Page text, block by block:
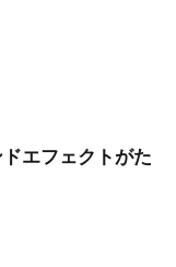
エフェクトがた